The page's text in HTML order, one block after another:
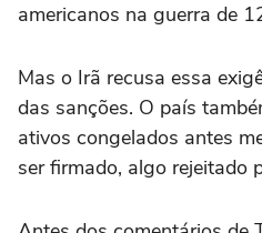
americanos na guerra de
Mas o Irã recusa essa
das sanções. O país
ativos congelados antes
ser firmado, algo rejeitado